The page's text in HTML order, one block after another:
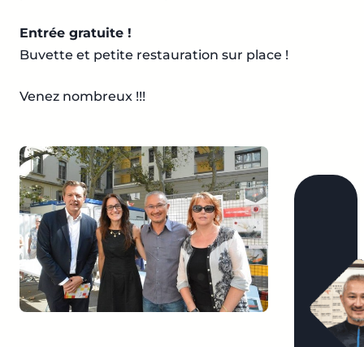
Entrée gratuite !
Buvette et petite restauration sur place !
Venez nombreux !!!